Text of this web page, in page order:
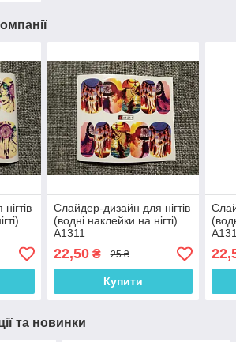
Слайдер-дизайн для нігтів
(водні наклейки на нігті)
A1311
22,50₴ 25 ₴
Купити
та новинки